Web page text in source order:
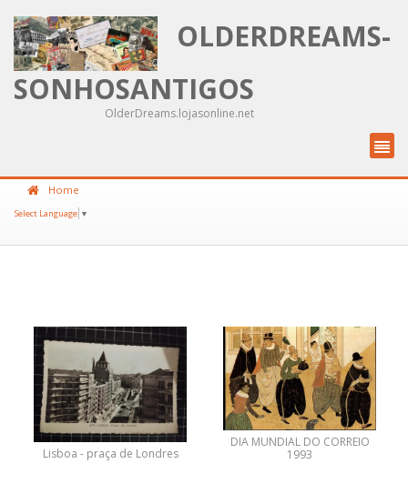
OLDERDREAMS-
SONHOSANTIGOS
OlderDreams.lojasonline.net
Home
Select Language ▼